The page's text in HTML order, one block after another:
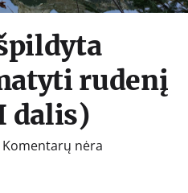
rudenį
dalis)
Komentarų nėra